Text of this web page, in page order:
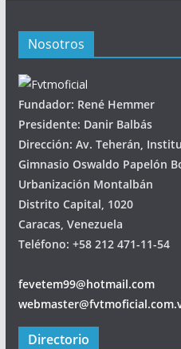
Nosotros
Fundador: René Hemmer
Presidente: Danir Balbás
Dirección: Av. Teherán,
Gimnasio Oswaldo Papelón
Urbanización Montalbán
Distrito Capital, 1020
Caracas, Venezuela
Teléfono: +58 212 471-11-54
fevetem99@hotmail.com
Directorio